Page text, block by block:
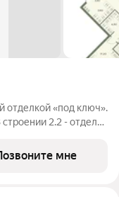
отделкой «под ключ».
2.2 - отделка
с отделкой «ПОД
мне